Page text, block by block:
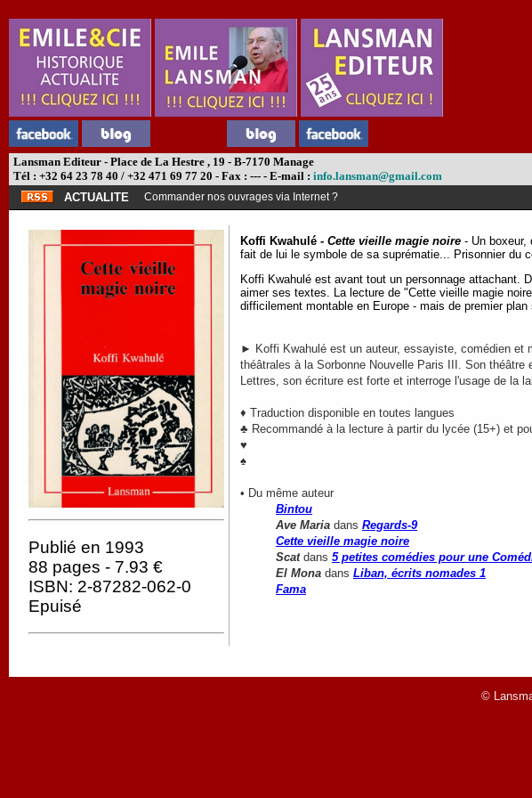
Lansman Editeur - Place de La Hestre , 19 - B-7170 Manage
Tél : +32 64 23 78 40 / +32 471 69 77 20 - Fax : --- - E-mail : info.lansman@gmail.com
ACTUALITE Commander nos ouvrages via Internet ?
Publié en 1993
88 pages - 7.93 €
ISBN: 2-87282-062-0
Epuisé
Koffi Kwahulé - Cette vieille magie noire - Un boxeur,
fait de lui le symbole de sa suprématie... Prisonnier du
Koffi Kwahulé est avant tout un personnage attachant.
aimer ses textes. La lecture de "Cette vieille magie
difficilement montable en Europe - mais de premier
► Koffi Kwahulé est un auteur, essayiste, comédien et
théâtrales à la Sorbonne Nouvelle Paris III. Son
Lettres, son écriture est forte et interroge l'usage de la
♦ Traduction disponible en toutes langues
♣ Recommandé à la lecture à partir du lycée (15+) et
♥
♠
• Du même auteur
Bintou
Ave Maria dans Regards-9
Cette vieille magie noire
Scat dans 5 petites comédies pour une
El Mona dans Liban, écrits nomades 1
Fama
©